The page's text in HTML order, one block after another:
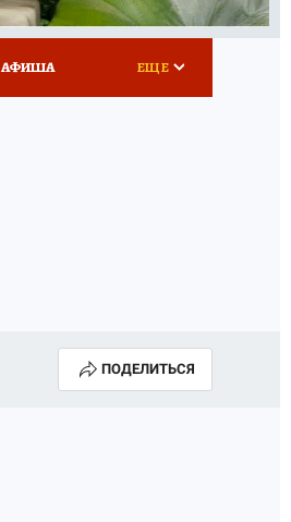
АФИША ЕЩЕ
ПОДЕЛИТЬСЯ